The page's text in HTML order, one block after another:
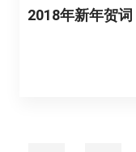
2018年新年贺词